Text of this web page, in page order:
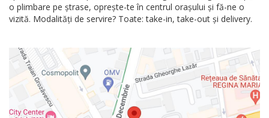
o plimbare pe ștrase, oprește-te în centrul orașului și fă-ne o
vizită. Modalităţi de servire? Toate: take-in, take-out şi delivery.